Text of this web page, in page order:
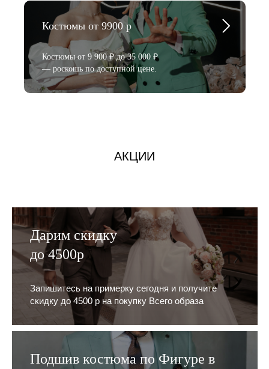
Костюмы от 9900 р
Костюмы от 9 900 ₽ до 35 000 ₽
— роскошь по доступной цене.
АКЦИИ
Дарим скидку
до 4500р
Запишитесь на примерку сегодня и получите
скидку до 4500 р на покупку Всего образа
Подшив костюма по Фигуре в